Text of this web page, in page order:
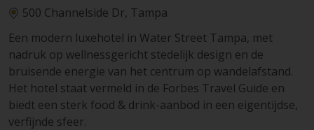
500 Channelside Dr, Tampa
Een modern luxehotel in Water Street Tampa, met
nadruk op wellnessgericht stedelijk design en de
bruisende energie van het centrum op wandelafstand.
Het hotel staat vermeld in de Forbes Travel Guide en
biedt een sterk food & drink-aanbod in een eigentijdse,
verfijnde sfeer.